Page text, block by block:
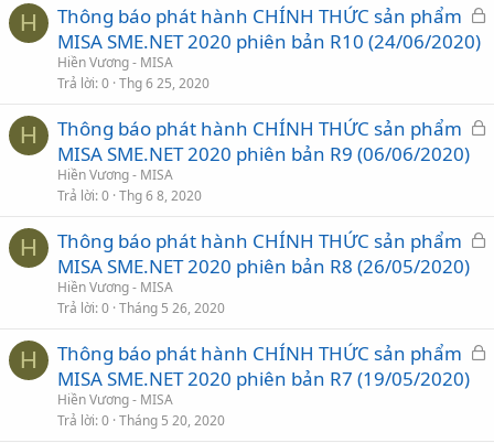
a
H
a
Thông báo phát hành CHÍNH THỨC sản phẩm
MISA SME.NET 2020 phiên bản R10 (24/06/2020)
Hiền Vương - MISA
Trả lời 0 Thg 6 25, 2020
H
a
Thông báo phát hành CHÍNH THỨC sản phẩm
MISA SME.NET 2020 phiên bản R9 (06/06/2020)
Hiền Vương - MISA
Trả lời 0 Thg 6 8, 2020
H
a
Thông báo phát hành CHÍNH THỨC sản phẩm
MISA SME.NET 2020 phiên bản R8 (26/05/2020)
Hiền Vương - MISA
Trả lời 0 Tháng 5 26, 2020
H
Thông báo phát hành CHÍNH THỨC sản phẩm
MISA SME.NET 2020 phiên bản R7 (19/05/2020)
Hiền Vương - MISA
Trả lời 0 Tháng 5 20, 2020